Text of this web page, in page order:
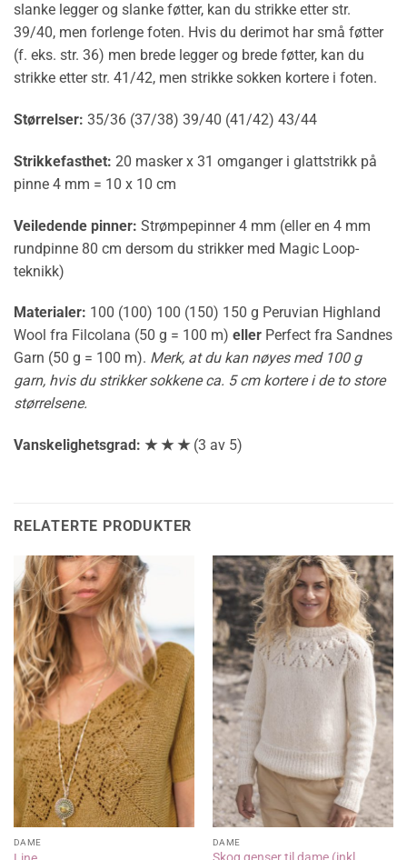
slanke legger og slanke føtter, kan du strikke etter str.
39/40, men forlenge foten. Hvis du derimot har små føtter
(f. eks. str. 36) men brede legger og brede føtter, kan du
strikke etter str. 41/42, men strikke sokken kortere i foten.
Størrelser: 35/36 (37/38) 39/40 (41/42) 43/44
Strikkefasthet: 20 masker x 31 omganger i glattstrikk på
pinne 4 mm = 10 x 10 cm
Veiledende pinner: Strømpepinner 4 mm (eller en 4 mm
rundpinne 80 cm dersom du strikker med Magic Loop-
teknikk)
Materialer: 100 (100) 100 (150) 150 g Peruvian Highland
Wool fra Filcolana (50 g = 100 m) eller Perfect fra Sandnes
Garn (50 g = 100 m). Merk, at du kan nøyes med 100 g
garn, hvis du strikker sokkene ca. 5 cm kortere i de to store
størrelsene.
Vanskelighetsgrad: ★ ★ ★(3 av 5)
RELATERTE PRODUKTER
DAME DAME